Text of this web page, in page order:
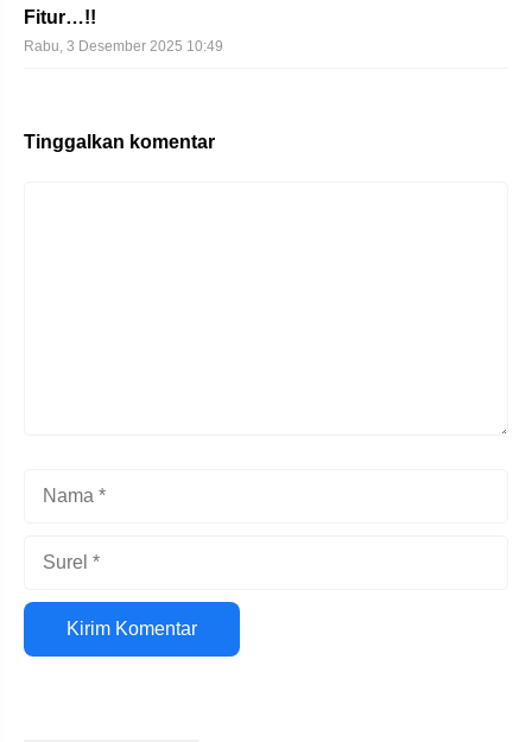
Fitur…!!
Rabu, 3 Desember 2025 10:49
Tinggalkan komentar
Situs
web